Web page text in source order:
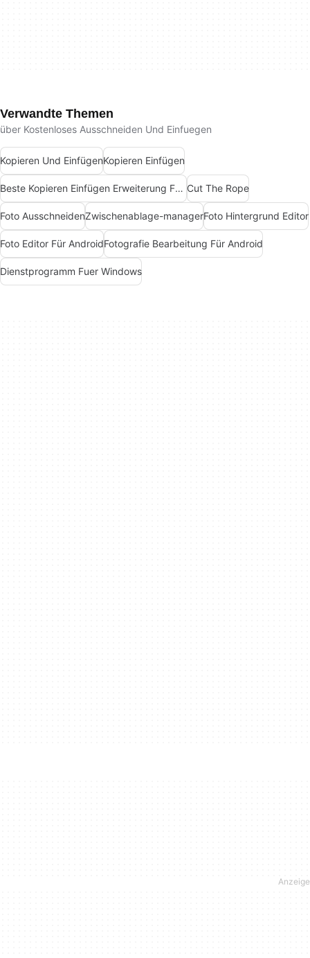
Verwandte Themen
über Kostenloses Ausschneiden Und Einfuegen
Kopieren Und EinfügenKopieren Einfügen
Beste Kopieren Einfügen Erweiterung Für Chrome Cut The Rope
Foto AusschneidenZwischenablage-managerFoto Hintergrund Editor
Foto Editor Für AndroidFotografie Bearbeitung Für Android
Dienstprogramm Fuer Windows